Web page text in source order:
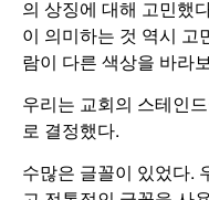
의 상징에 대해 고민했
이 의미하는 것 역시 고
람이 다른 색상을 바라
우리는 교회의 스테인
로 결정했다.
수많은 글꼴이 있었다.